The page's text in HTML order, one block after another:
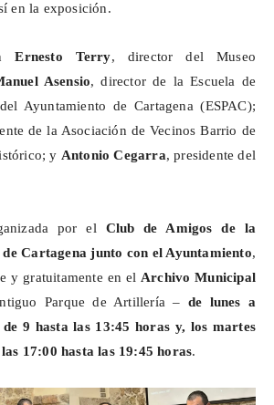
en la exposición.
Ernesto Terry, director del Museo
Asensio, director de la Escuela de
Ayuntamiento de Cartagena (ESPAC);
de la Asociación de Vecinos Barrio de
y Antonio Cegarra, presidente del
por el Club de Amigos de la
Cartagena junto con el Ayuntamiento,
y gratuitamente en el Archivo Municipal
Parque de Artillería – de lunes a
9 hasta las 13:45 horas y, los martes
17:00 hasta las 19:45 horas.